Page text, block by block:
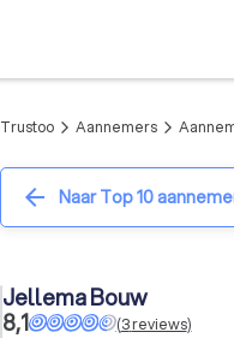
Trustoo arrow_forward_ios Aannemers arrow_forward_ios
arrow_back Naar Top 10
Jellema Bouw
8,1
(3reviews)